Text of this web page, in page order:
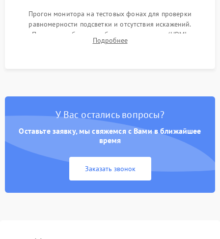
Прогон монитора на тестовых фонах для проверки
равномерности подсветки и отсутствия искажений.
Проверка работоспособности всех портов (HDMI,
DisplayPort, VGA) и кнопок управления под нагрузкой в
Подробнее
У Вас остались вопросы?
Оставьте заявку, мы свяжемся с Вами в ближайшее
время
Заказать звонок